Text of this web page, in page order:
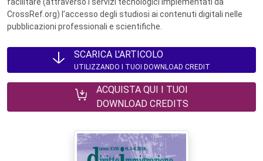
CrossRef.org) l’accesso degli studiosi ai contenuti digitali nelle
pubblicazioni professionali e scientifiche.
SCARICA L'ARTICOLO
UTILIZZANDO I TUOI DOWNLOAD CREDIT
ACQUISTA QUI I TUOI
DOWNLOAD CREDITS